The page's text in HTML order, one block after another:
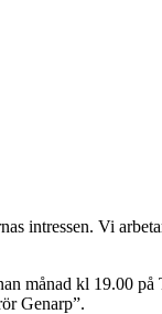
intressen. Vi
månad kl 19.00
Genarp”.